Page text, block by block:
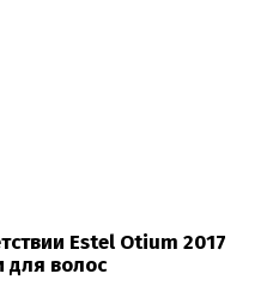
Estel Otium 2017
волос